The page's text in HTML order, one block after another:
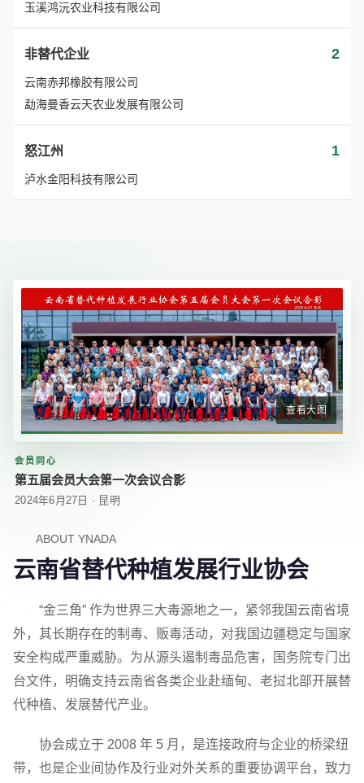
玉溪鸿沅农业科技有限公司
非替代企业 2
云南赤邦橡胶有限公司
勐海曼香云天农业发展有限公司
怒江州 1
泸水金阳科技有限公司
查看大图
会员同心
第五届会员大会第一次会议合影
2024年6月27日 · 昆明
ABOUT YNADA
云南省替代种植发展行业协会
“金三角” 作为世界三大毒源地之一，紧邻我国云南省境
外，其长期存在的制毒、贩毒活动，对我国边疆稳定与国家
安全构成严重威胁。为从源头遏制毒品危害，国务院专门出
台文件，明确支持云南省各类企业赴缅甸、老挝北部开展替
代种植、发展替代产业。
协会成立于 2008 年 5 月，是连接政府与企业的桥梁纽
带，也是企业间协作及行业对外关系的重要协调平台，致力